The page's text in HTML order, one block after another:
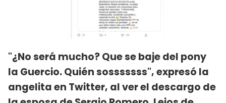
"¿No será mucho? Que se baje del pony
la Guercio. Quién sosssssss", expresó la
angelita en Twitter, al ver el descargo de